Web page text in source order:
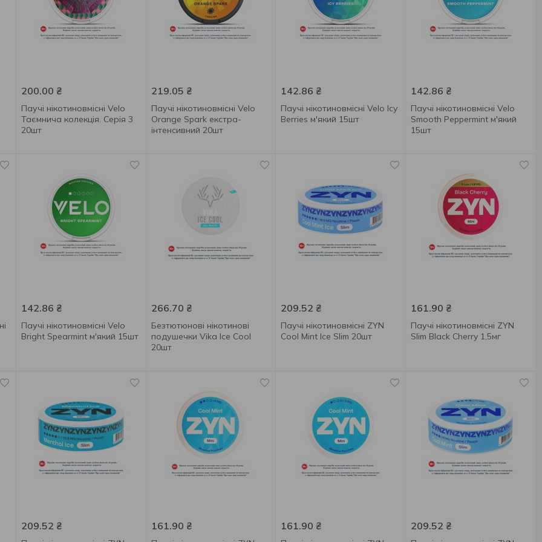
200.00 ₴
Паучі нікотиновмісні Velo
Таємнича колекція. Серія 3
20шт
219.05 ₴
Паучі нікотиновмісні Velo
Orange Spark екстра-
інтенсивний 20шт
142.86 ₴
Паучі нікотиновмісні Velo Icy
Berries м'який 15шт
142.86 ₴
Паучі нікотиновмісні Velo
Smooth Peppermint м'який
15шт
142.86 ₴
Паучі нікотиновмісні Velo
Bright Spearmint м'який 15шт
266.70 ₴
Безтютюнові нікотинові
подушечки Vika Ice Cool
20шт
209.52 ₴
Паучі нікотиновмісні ZYN
Cool Mint Ice Slim 20шт
161.90 ₴
Паучі нікотиновмісні ZYN
Slim Black Cherry 1,5мг
209.52 ₴ 161.90 ₴ 161.90 ₴ 209.52 ₴